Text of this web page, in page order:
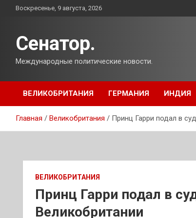
ПерейтиВоскресенье, 9 августа, 2026
Сенатор.
Международные политические новости.
ВЕЛИКОБРИТАНИЯ ГЕРМАНИЯ ИНДИЯ
Главная Великобритания Принц Гарри подал в
ВЕЛИКОБРИТАНИЯ
Принц Гарри подал в
Великобритании